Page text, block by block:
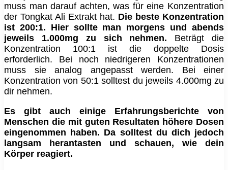
muss man darauf achten, was für eine Konzentration
der Tongkat Ali Extrakt hat. Die beste Konzentration
ist 200:1. Hier sollte man morgens und abends
jeweils 1.000mg zu sich nehmen. Beträgt die
Konzentration 100:1 ist die doppelte Dosis
erforderlich. Bei noch niedrigeren Konzentrationen
muss sie analog angepasst werden. Bei einer
Konzentration von 50:1 solltest du jeweils 4.000mg zu
dir nehmen.
Es gibt auch einige Erfahrungsberichte von
Menschen die mit guten Resultaten höhere Dosen
eingenommen haben. Da solltest du dich jedoch
langsam herantasten und schauen, wie dein
Körper reagiert.